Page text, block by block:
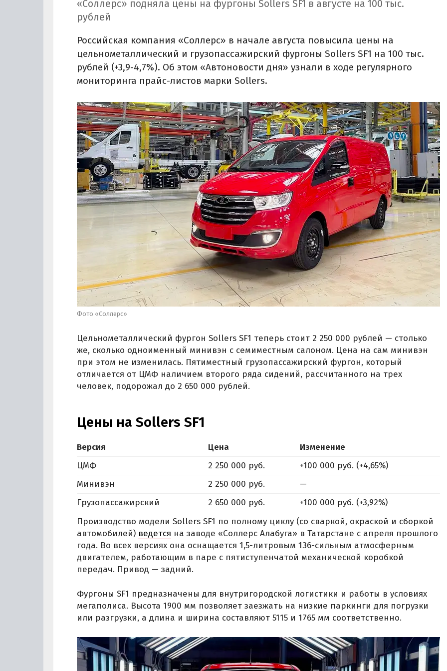
«Соллерс» подняла цены на фургоны Sollers SF1 в августе на 100 тыс.
рублей
Российская компания «Соллерс» в начале августа повысила цены на
цельнометаллический и грузопассажирский фургоны Sollers SF1 на 100 тыс.
рублей (+3,9-4,7%). Об этом «Автоновости дня» узнали в ходе регулярного
мониторинга прайс-листов марки Sollers.
Фото «Соллерс»
Цельнометаллический фургон Sollers SF1 теперь стоит 2 250 000 рублей — столько
же, сколько одноименный минивэн с семиместным салоном. Цена на сам минивэн
при этом не изменилась. Пятиместный грузопассажирский фургон, который
отличается от ЦМФ наличием второго ряда сидений, рассчитанного на трех
человек, подорожал до 2 650 000 рублей.
Цены на Sollers SF1
Версия Цена
Изменение
ЦМФ
2 250 000 руб.
+100 000 руб. (+4,65%)
Минивэн
2 250 000 руб.
—
Грузопассажирский
2 650 000 руб.
+100 000 руб. (+3,92%)
Производство модели Sollers SF1 по полному циклу (со сваркой, окраской и сборкой
автомобилей) ведется на заводе «Соллерс Алабуга» в Татарстане с апреля прошлого
года. Во всех версиях она оснащается 1,5-литровым 136-сильным атмосферным
двигателем, работающим в паре с пятиступенчатой механической коробкой
передач. Привод — задний.
Фургоны SF1 предназначены для внутригородской логистики и работы в условиях
мегаполиса. Высота 1900 мм позволяет заезжать на низкие паркинги для погрузки
или разгрузки, а длина и ширина составляют 5115 и 1765 мм соответственно.